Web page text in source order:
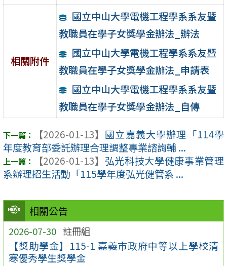
相關公告
2026-07-30 註冊組
【獎助學金】115-1 嘉義市政府中等以上學校清
寒優秀學生獎學金
相關附件
國立中山大學電機工程學系系友暨
教職員在學子女獎學金辦法_辦法
國立中山大學電機工程學系系友暨
教職員在學子女獎學金辦法_申請表
國立中山大學電機工程學系系友暨
教職員在學子女獎學金辦法_自傳
【2026-01-13】 國立嘉義大學辦理「114學
年度教育部委託辦理合理調整專業諮詢輔 ...
【2026-01-13】 弘光科技大學健康事業管理
系辦理招生活動「115學年度弘光健管系 ...